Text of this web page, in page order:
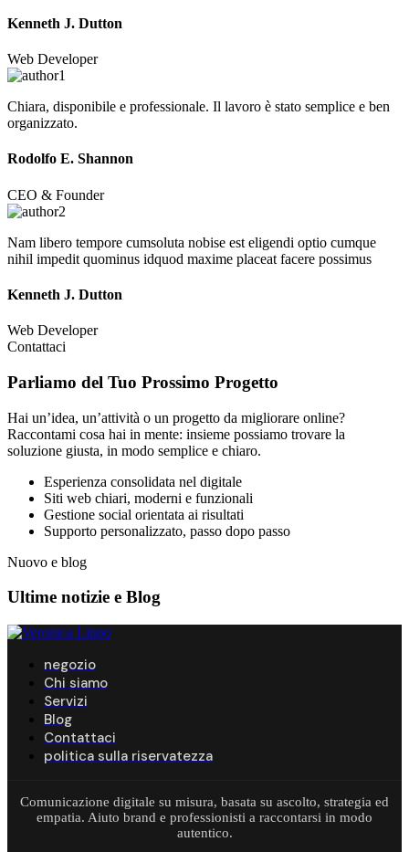
Kenneth J. Dutton
Web Developer
Chiara, disponibile e professionale. Il lavoro è stato semplice e ben
organizzato.
Rodolfo E. Shannon
CEO & Founder
Nam libero tempore cumsoluta nobise est eligendi optio cumque
nihil impedit quominus idquod maxime placeat facere possimus
Kenneth J. Dutton
Web Developer
Contattaci
Parliamo del Tuo Prossimo Progetto
Hai un’idea, un’attività o un progetto da migliorare online?
Raccontami cosa hai in mente: insieme possiamo trovare la
soluzione giusta, in modo semplice e chiaro.
Esperienza consolidata nel digitale
Siti web chiari, moderni e funzionali
Gestione social orientata ai risultati
Supporto personalizzato, passo dopo passo
Nuovo e blog
Ultime notizie e Blog
negozio
Chi siamo
Servizi
Blog
Contattaci
politica sulla riservatezza
Comunicazione digitale su misura, basata su ascolto, strategia ed
empatia. Aiuto brand e professionisti a raccontarsi in modo
autentico.